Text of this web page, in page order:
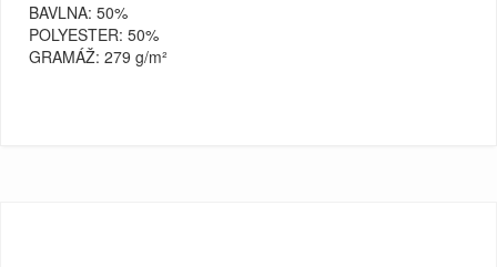
BAVLNA: 50%
POLYESTER: 50%
GRAMÁŽ: 279 g/m²